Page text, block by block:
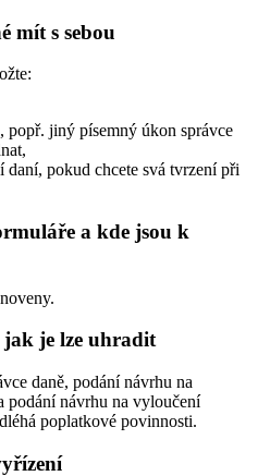
mít s sebou
popř. jiný písemný úkon správce
pokud chcete svá tvrzení při
a kde jsou k
je lze uhradit
daně, podání návrhu na
podání návrhu na vyloučení
poplatkové povinnosti.